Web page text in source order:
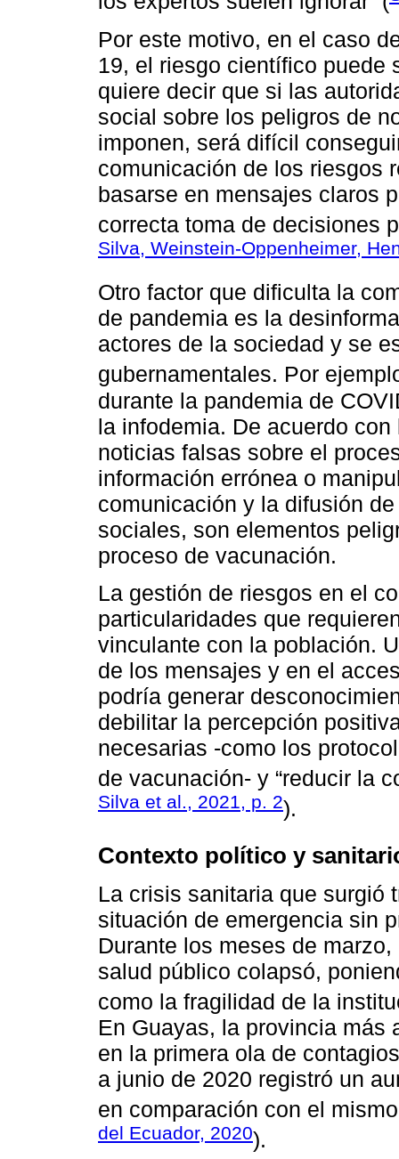
Por este motivo, en el caso
19, el riesgo científico puede
quiere decir que si las
social sobre los peligros de
imponen, será difícil
comunicación de los riesgos
basarse en mensajes claros
correcta toma de decisiones
Silva, Weinstein-Oppenheimer,
Otro factor que dificulta la
de pandemia es la
actores de la sociedad y se
gubernamentales. Por
durante la pandemia de
la infodemia. De acuerdo
noticias falsas sobre el
información errónea o
comunicación y la difusión
sociales, son elementos
proceso de vacunación.
La gestión de riesgos en el
particularidades que
vinculante con la población.
de los mensajes y en el
podría generar
debilitar la percepción
necesarias -como los
de vacunación- y “reducir la
Silva et al., 2021, p. 2).
Contexto político y
La crisis sanitaria que surgió
situación de emergencia sin
Durante los meses de
salud público colapsó,
como la fragilidad de la
En Guayas, la provincia más
en la primera ola de
a junio de 2020 registró un
en comparación con el
del Ecuador, 2020).